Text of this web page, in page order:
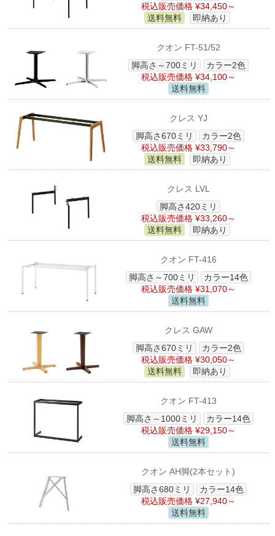
税込販売価格 ¥34,450～
送料無料
即納あり
クオン FT-51/52
脚高さ～700ミリ
カラー2色
税込販売価格 ¥34,100～
送料無料
クレス YJ
脚高さ670ミリ
カラー2色
税込販売価格 ¥33,790～
送料無料
即納あり
クレス LVL
脚高さ420ミリ
税込販売価格 ¥33,260～
送料無料
即納あり
クオン FT-416
脚高さ～700ミリ
カラー14色
税込販売価格 ¥31,070～
送料無料
クレス GAW
脚高さ670ミリ
カラー2色
税込販売価格 ¥30,050～
送料無料
即納あり
クオン FT-413
脚高さ～1000ミリ
カラー14色
税込販売価格 ¥29,150～
送料無料
クオン AH脚(2本セット)
脚高さ680ミリ
カラー14色
税込販売価格 ¥27,940～
送料無料